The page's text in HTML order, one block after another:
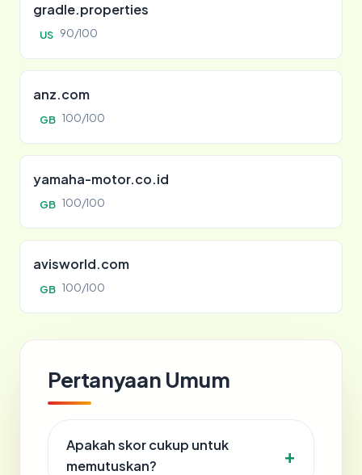
gradle.properties
US 90/100
anz.com
GB 100/100
yamaha-motor.co.id
GB 100/100
avisworld.com
GB 100/100
Pertanyaan Umum
Apakah skor cukup untuk
memutuskan?